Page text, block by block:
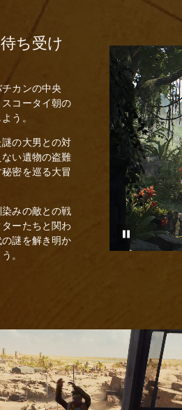
ち受け
カンの中央
コータイ朝の
う。
の大男との対
い遺物の盗難
密を巡る大冒
みの敵との戦
ーたちと関わ
謎を解き明か
。